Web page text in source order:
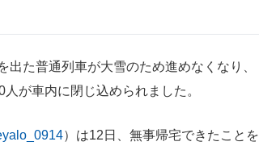
た普通列車が大雪のため進めなくなり、
が車内に閉じ込められました。
）は12日、無事帰宅できたことを